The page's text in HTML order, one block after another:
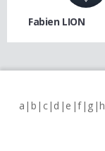
Fabien LION
a b c d e f g h